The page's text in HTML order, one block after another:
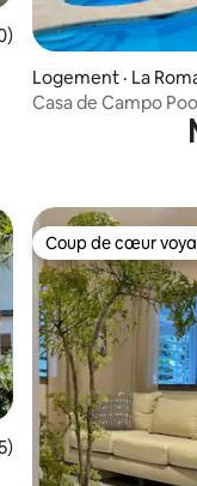
de 5 sur 5, 30
Logement · La
Casa de Campo
de 4,67 sur 5,
Coup de cœur
Coup de cœur